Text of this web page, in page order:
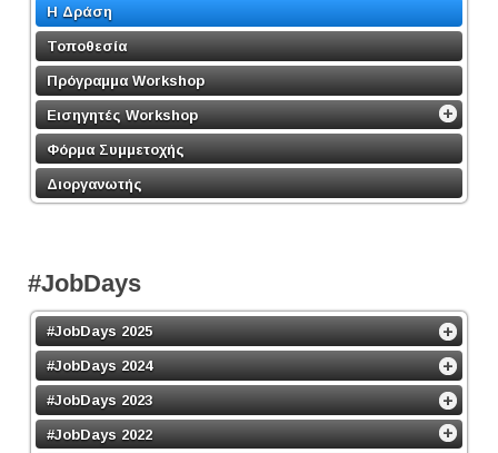
Η Δράση
Τοποθεσία
Πρόγραμμα Workshop
Εισηγητές Workshop
Φόρμα Συμμετοχής
Διοργανωτής
#JobDays
#JobDays 2025
#JobDays 2024
#JobDays 2023
#JobDays 2022